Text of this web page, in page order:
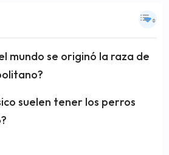
mundo se originó la raza de
suelen tener los perros